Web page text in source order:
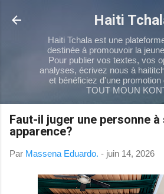
Passer au contenu
Haiti
Haiti Tchala est une
destinée à promouvoir la
Pour publier vos textes, vos
analyses, écrivez nous à
et bénéficiez d'une promotion
TOUT MOUN
Faut-il juger une personne à
apparence?
Par Massena Eduardo. - juin 14, 2026